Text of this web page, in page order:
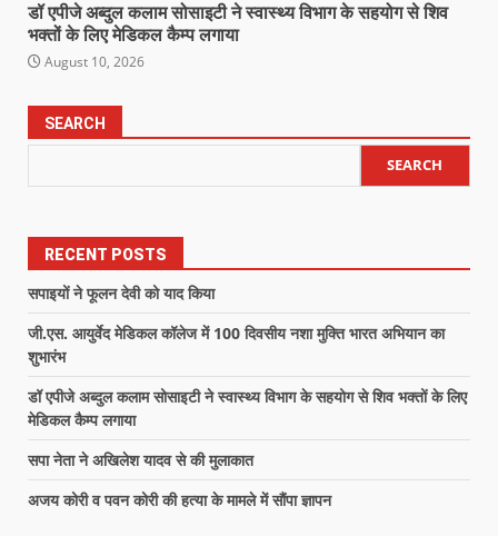
डॉ एपीजे अब्दुल कलाम सोसाइटी ने स्वास्थ्य विभाग के सहयोग से शिव
भक्तों के लिए मेडिकल कैम्प लगाया
August 10, 2026
SEARCH
SEARCH
RECENT POSTS
सपाइयों ने फूलन देवी को याद किया
जी.एस. आयुर्वेद मेडिकल कॉलेज में 100 दिवसीय नशा मुक्ति भारत अभियान का
शुभारंभ
डॉ एपीजे अब्दुल कलाम सोसाइटी ने स्वास्थ्य विभाग के सहयोग से शिव भक्तों के लिए
मेडिकल कैम्प लगाया
सपा नेता ने अखिलेश यादव से की मुलाकात
अजय कोरी व पवन कोरी की हत्या के मामले में सौंपा ज्ञापन